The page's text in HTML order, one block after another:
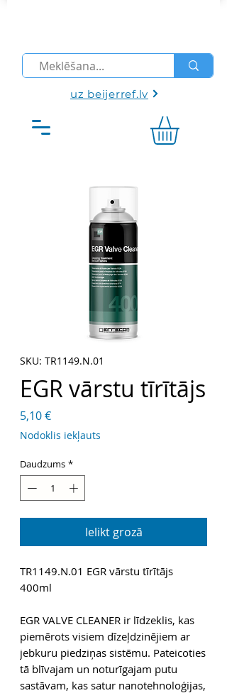
uz beijerref.lv
SKU: TR1149.N.01
EGR vārstu tīrītājs
5,10 €Cena
Nodoklis iekļauts
Daudzums *
Ielikt grozā
TR1149.N.01 EGR vārstu tīrītājs
400ml
EGR VALVE CLEANER ir līdzeklis, kas
piemērots visiem dīzeļdzinējiem ar
jebkuru piedziņas sistēmu. Pateicoties
tā blīvajam un noturīgajam putu
sastāvam, kas satur nanotehnoloģijas,